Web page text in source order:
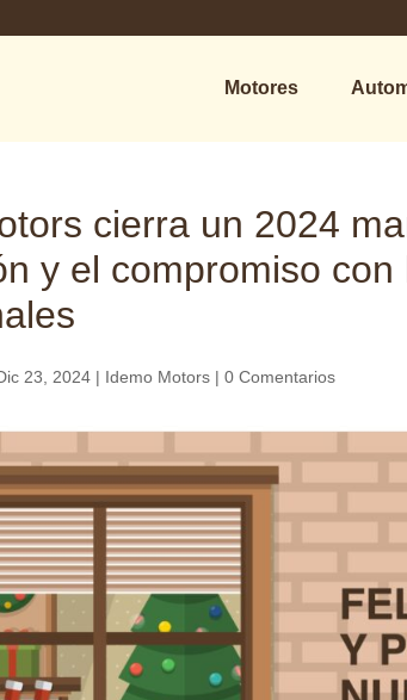
Motores
cierra un 2024
y el compromiso
23, 2024 | Idemo Motors |0 Comentarios